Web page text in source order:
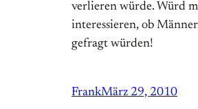
verlieren würde. Würd
interessieren, ob
gefragt würden!
FrankMärz 29, 2010